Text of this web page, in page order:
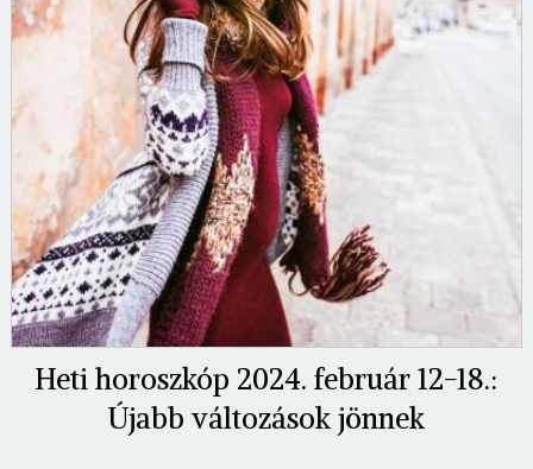
Heti horoszkóp 2024. február 12-18.:
Újabb változások jönnek